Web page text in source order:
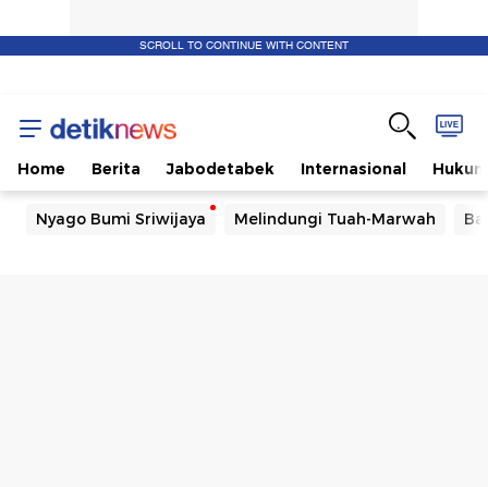
SCROLL TO CONTINUE WITH CONTENT
Home Berita Jabodetabek Internasional Hukum
Nyago Bumi Sriwijaya Melindungi Tuah-Marwah